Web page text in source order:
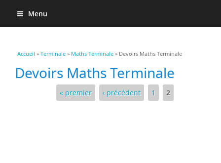
Menu
Vous êtes ici
Accueil » Terminale » Maths Terminale » Devoirs Maths Terminale
Devoirs Maths Terminale
« premier ‹ précédent 1 2